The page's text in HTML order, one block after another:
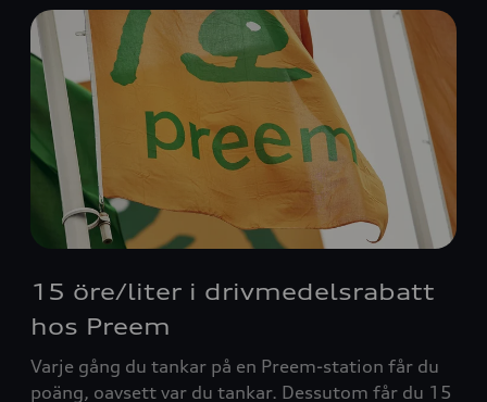
15 öre/liter i drivmedelsrabatt
hos Preem
Varje gång du tankar på en Preem-station får du
poäng, oavsett var du tankar. Dessutom får du 15